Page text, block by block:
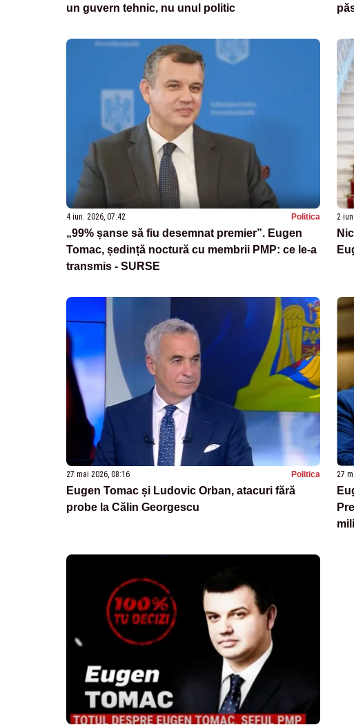
un guvern tehnic, nu unul politic
4 iun. 2026, 07:42 Politica
„99% șanse să fiu desemnat premier”. Eugen
Tomac, ședință noctură cu membrii PMP: ce le-a
transmis - SURSE
2
27 mai 2026, 08:16 Politica
Eugen Tomac și Ludovic Orban, atacuri fără
probe la Călin Georgescu
27